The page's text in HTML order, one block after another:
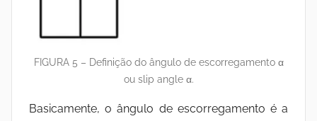
FIGURA 5 – Definição do ângulo de escorregamento α
ou slip angle α.
Basicamente, o ângulo de escorregamento é a